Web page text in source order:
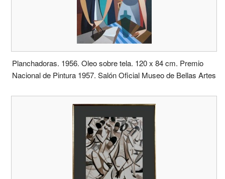
Planchadoras. 1956. Oleo sobre tela. 120 x 84 cm. Premio
Nacional de Pintura 1957. Salón Oficial Museo de Bellas Artes